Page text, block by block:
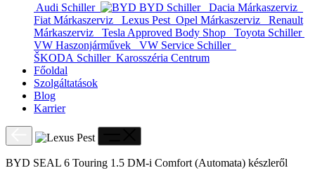
Audi Schiller BYD Schiller
Dacia Márkaszerviz
Fiat Márkaszerviz
Lexus Pest Opel Márkaszerviz
Renault
Márkaszerviz
Tesla Approved Body Shop
Toyota Schiller
VW Haszonjárművek
VW Service Schiller
ŠKODA Schiller Karosszéria Centrum
Főoldal
Szolgáltatások
Blog
Karrier
BYD SEAL 6 Touring 1.5 DM-i Comfort (Automata) készleről